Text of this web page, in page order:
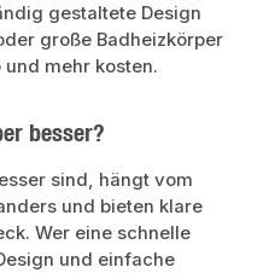
gestaltete Design
große Badheizkörper
mehr kosten.
besser?
sind, hängt vom
und bieten klare
Wer eine schnelle
und einfache